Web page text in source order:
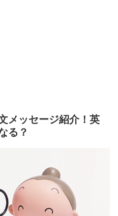
メッセージ紹介！英
る？